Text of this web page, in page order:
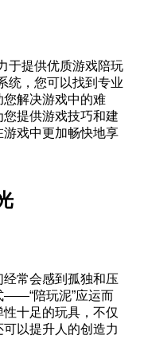
于提供优质游戏陪玩
统，您可以找到专业
解决游戏中的难
提供游戏技巧和建
戏中更加畅快地享
常会感到孤独和压
——“陪玩泥”应运而
十足的玩具，不仅
以提升人的创造力